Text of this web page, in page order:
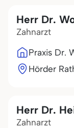
Herr Dr.
Zahnarzt
Praxis Dr.
Hörder
Herr Dr.
Zahnarzt